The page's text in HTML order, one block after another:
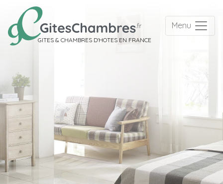
GITES & CHAMBRES D'HOTES EN FRANCE
Menu